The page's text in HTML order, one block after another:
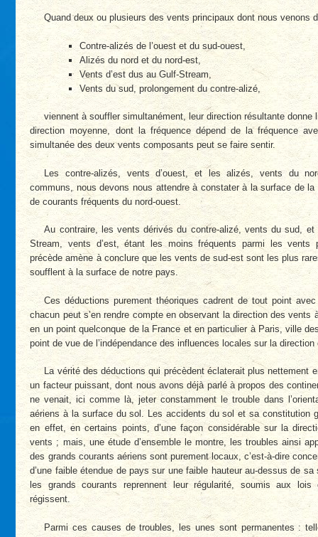
Quand deux ou plusieurs des vents principaux dont nous venons
Contre-alizés de l’ouest et du sud-ouest,
Alizés du nord et du nord-est,
Vents d’est dus au Gulf-Stream,
Vents du sud, prolongement du contre-alizé,
viennent à souffler simultanément, leur direction résultante donne
direction moyenne, dont la fréquence dépend de la fréquence
simultanée des deux vents composants peut se faire sentir.
Les contre-alizés, vents d’ouest, et les alizés, vents du
communs, nous devons nous attendre à constater à la surface de la
de courants fréquents du nord-ouest.
Au contraire, les vents dérivés du contre-alizé, vents du sud,
Stream, vents d’est, étant les moins fréquents parmi les vents
précède amène à conclure que les vents de sud-est sont les plus
soufflent à la surface de notre pays.
Ces déductions purement théoriques cadrent de tout point
chacun peut s’en rendre compte en observant la direction des vents
en un point quelconque de la France et en particulier à Paris, ville
point de vue de l’indépendance des influences locales sur la
La vérité des déductions qui précèdent éclaterait plus nettement
un facteur puissant, dont nous avons déjà parlé à propos des
ne venait, ici comme là, jeter constamment le trouble dans
aériens à la surface du sol. Les accidents du sol et sa constitution
en effet, en certains points, d’une façon considérable sur la
vents ; mais, une étude d’ensemble le montre, les troubles ainsi
des grands courants aériens sont purement locaux, c’est-à-dire
d’une faible étendue de pays sur une faible hauteur au-dessus de
les grands courants reprennent leur régularité, soumis aux lois
régissent.
Parmi ces causes de troubles, les unes sont permanentes :